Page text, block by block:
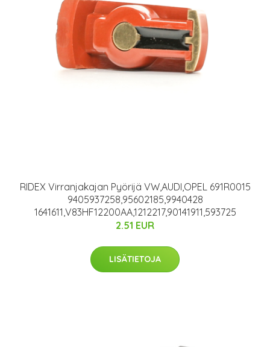
RIDEX Virranjakajan Pyörijä VW,AUDI,OPEL 691R0015
9405937258,95602185,9940428
1641611,V83HF12200AA,1212217,90141911,593725
2.51 EUR
LISÄTIETOJA